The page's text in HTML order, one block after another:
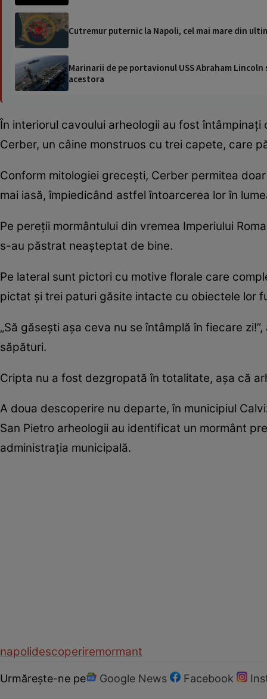
Cutremur puternic la Napoli, cel mai mare din
Marinarii de pe portavionul USS Abraham
acestora
În interiorul cavoului arheologii au fost
Cerber, un câine monstruos cu trei capete, care
Conform mitologiei grecești, Cerber permitea
mai iasă, împiedicând astfel întoarcerea lor în
Pe pereții mormântului din vremea Imperiului
s-au păstrat neașteptat de bine.
Pe lateral sunt pictori cu motive florale care
pictat și trei paturi găsite intacte cu obiectele lor
„Să găsești așa ceva nu se întâmplă în fiecare
săpături.
Cripta nu a fost dezgropată în totalitate, așa că
A doua descoperire nu departe, în municipiul
San Pietro arheologii au identificat un mormânt
administrația municipală.
napolidescoperiremormant
Urmărește-ne pe Google News Facebook